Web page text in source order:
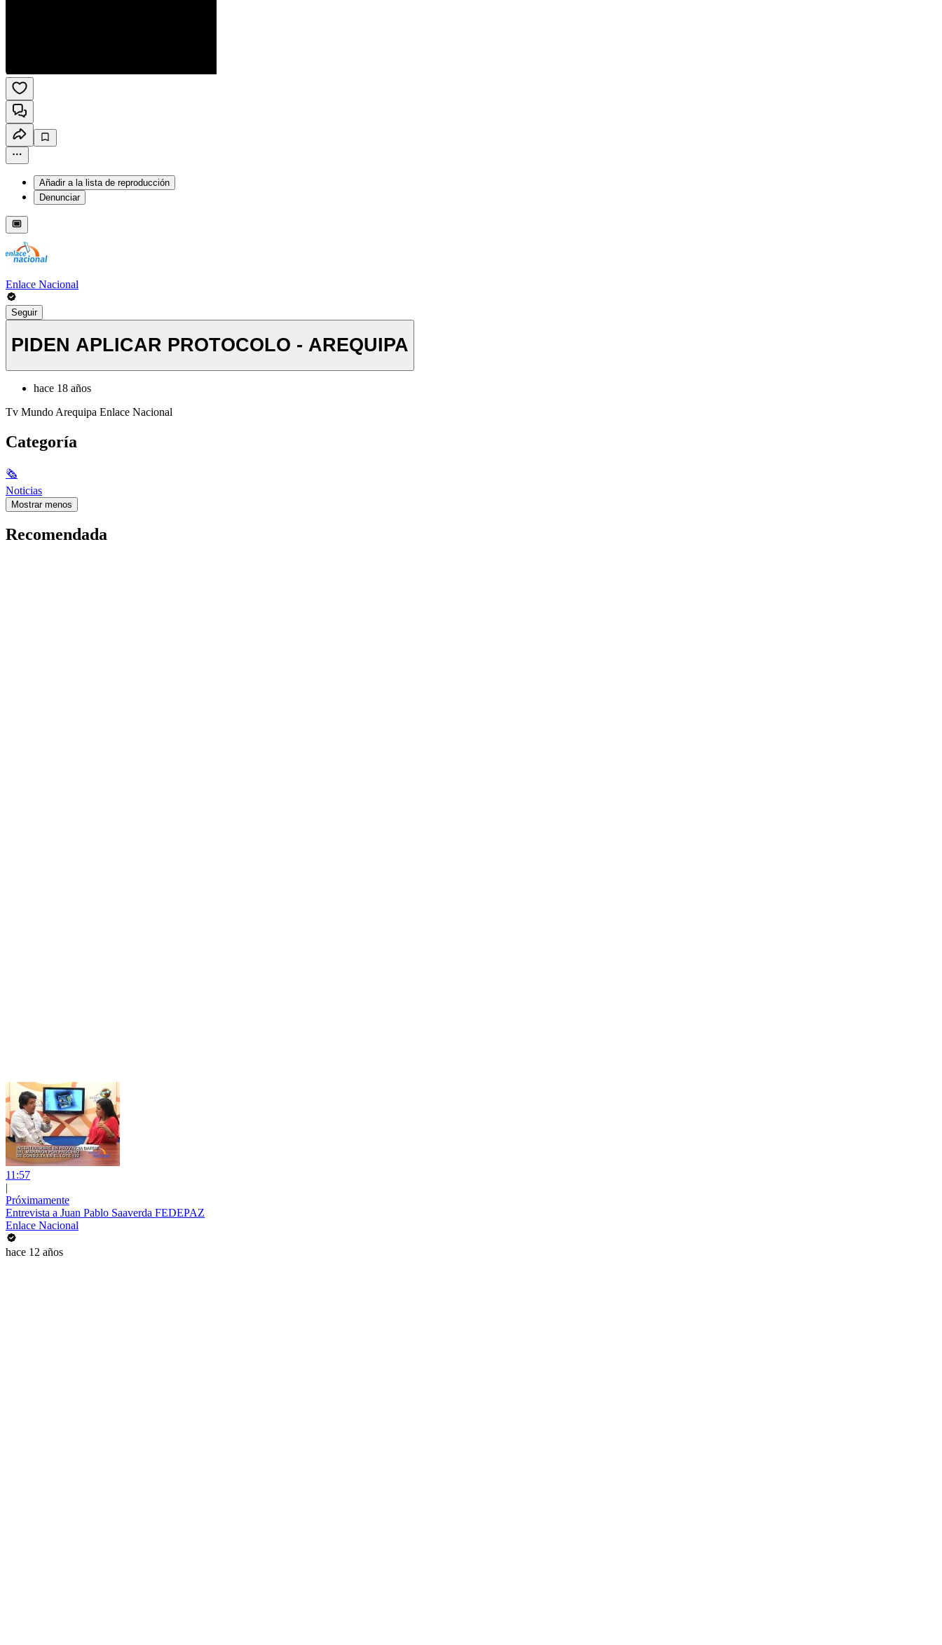
Añadir a la lista de reproducción
Denunciar
Enlace Nacional
Seguir
PIDEN APLICAR PROTOCOLO - AREQUIPA
hace 18 años
Tv Mundo Arequipa Enlace Nacional
Categoría
🗞
Noticias
Mostrar menos
Recomendada
11:57
|
Próximamente
Entrevista a Juan Pablo Saaverda FEDEPAZ
Enlace Nacional
hace 12 años